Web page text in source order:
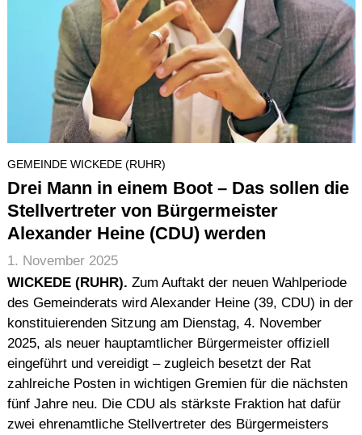
GEMEINDE WICKEDE (RUHR)
Drei Mann in einem Boot – Das sollen die
Stellvertreter von Bürgermeister
Alexander Heine (CDU) werden
1. November 2025
WICKEDE (RUHR). Zum Auftakt der neuen Wahlperiode
des Gemeinderats wird Alexander Heine (39, CDU) in der
konstituierenden Sitzung am Dienstag, 4. November
2025, als neuer hauptamtlicher Bürgermeister offiziell
eingeführt und vereidigt – zugleich besetzt der Rat
zahlreiche Posten in wichtigen Gremien für die nächsten
fünf Jahre neu. Die CDU als stärkste Fraktion hat dafür
zwei ehrenamtliche Stellvertreter des Bürgermeisters